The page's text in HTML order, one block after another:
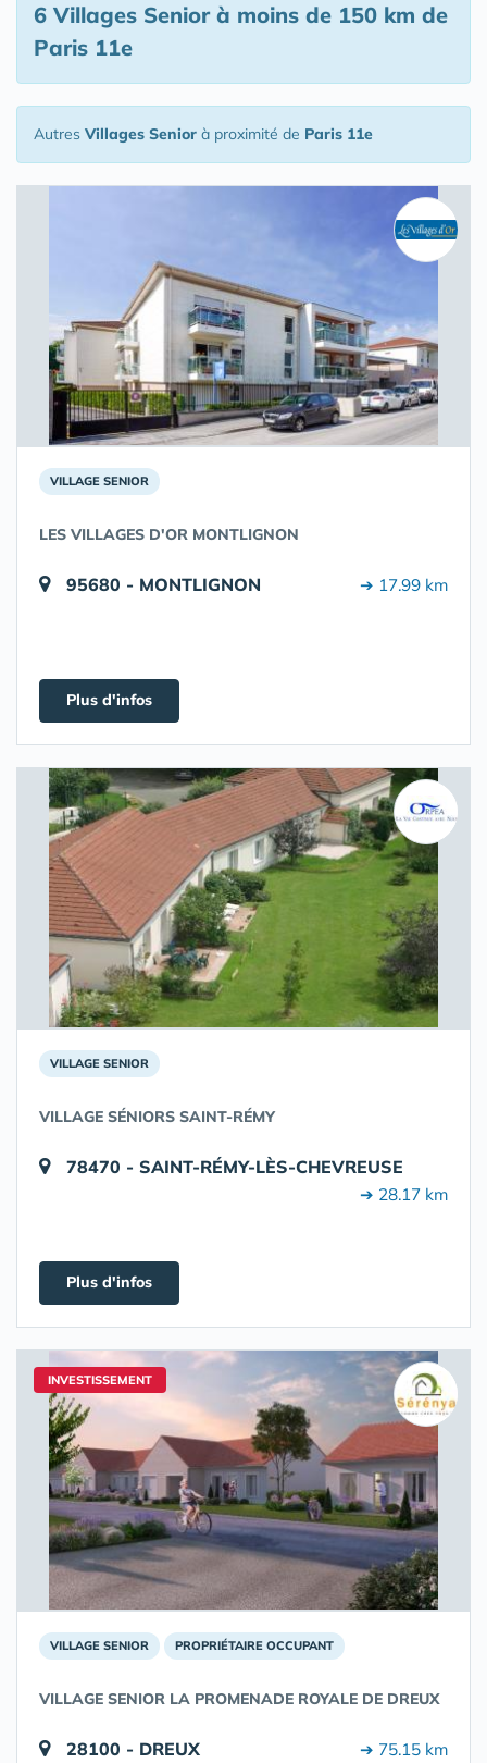
6 Villages Seniorà moins de 150 km de
Paris 11e
Autres Villages Senior à proximité de Paris 11e
VILLAGE SENIOR
LES VILLAGES D'OR MONTLIGNON
95680 - MONTLIGNON ➔ 17.99 km
Plus d'infos
VILLAGE SENIOR
VILLAGE SÉNIORS SAINT-RÉMY
78470 - SAINT-RÉMY-LÈS-CHEVREUSE
➔ 28.17 km
Plus d'infos
INVESTISSEMENT
VILLAGE SENIOR PROPRIÉTAIRE OCCUPANT
VILLAGE SENIOR LA PROMENADE ROYALE DE DREUX
28100 - DREUX ➔ 75.15 km